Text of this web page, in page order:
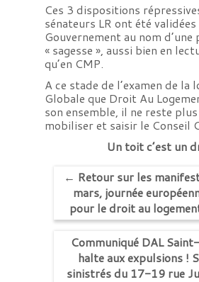
Ces 3 dispositions
sénateurs LR ont été
Gouvernement au nom d’une
« sagesse », aussi bien en
qu’en CMP.
A ce stade de l’examen de la
Globale que Droit Au
son ensemble, il ne reste plus
mobiliser et saisir le Conseil
Un toit c’est un
← Retour sur les
mars, journée
pour le droit au
Communiqué DAL
halte aux expulsions !
sinistrés du 17-19 rue